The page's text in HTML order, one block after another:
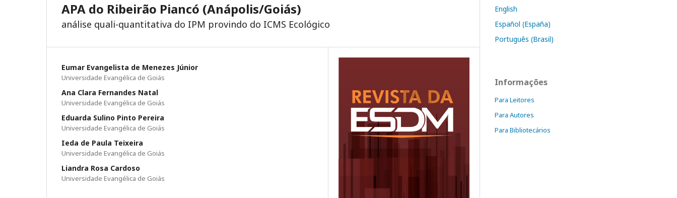
APA do Ribeirão Piancó (Anápolis/Goiás)
análise quali-quantitativa do IPM provindo do ICMS Ecológico
Eumar Evangelista de Menezes Júnior
Universidade Evangélica de Goiás
Ana Clara Fernandes Natal
Universidade Evangélica de Goiás
Eduarda Sulino Pinto Pereira
Universidade Evangélica de Goiás
Ieda de Paula Teixeira
Universidade Evangélica de Goiás
Liandra Rosa Cardoso
Universidade Evangélica de Goiás
English
Español (España)
Português (Brasil)
Informações
Para Leitores
Para Autores
Para Bibliotecários